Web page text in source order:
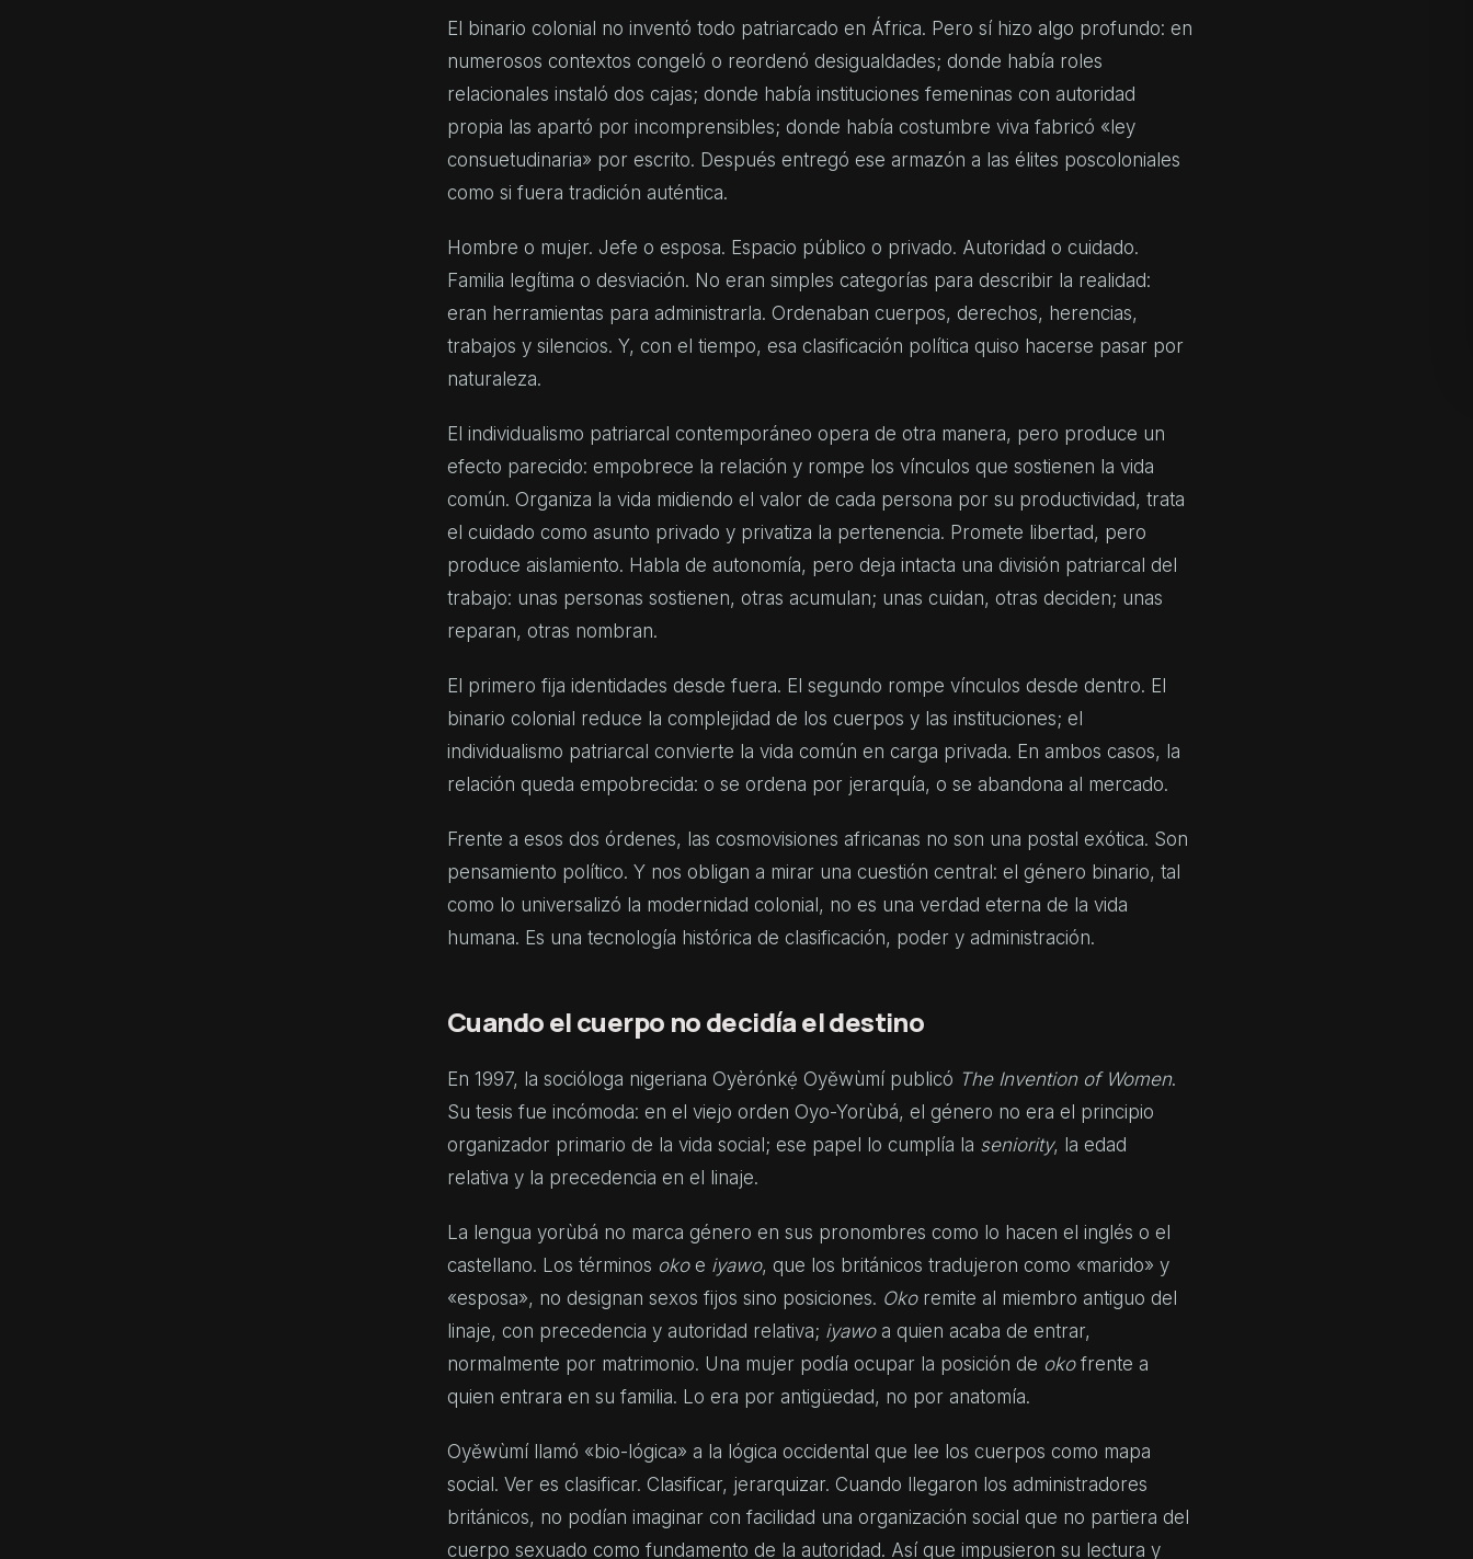
El binario colonial no inventó todo patriarcado en África. Pero sí hizo algo profundo: en
numerosos contextos congeló o reordenó desigualdades; donde había roles
relacionales instaló dos cajas; donde había instituciones femeninas con autoridad
propia las apartó por incomprensibles; donde había costumbre viva fabricó «ley
consuetudinaria» por escrito. Después entregó ese armazón a las élites poscoloniales
como si fuera tradición auténtica.
Hombre o mujer. Jefe o esposa. Espacio público o privado. Autoridad o cuidado.
Familia legítima o desviación. No eran simples categorías para describir la realidad:
eran herramientas para administrarla. Ordenaban cuerpos, derechos, herencias,
trabajos y silencios. Y, con el tiempo, esa clasificación política quiso hacerse pasar por
naturaleza.
El individualismo patriarcal contemporáneo opera de otra manera, pero produce un
efecto parecido: empobrece la relación y rompe los vínculos que sostienen la vida
común. Organiza la vida midiendo el valor de cada persona por su productividad, trata
el cuidado como asunto privado y privatiza la pertenencia. Promete libertad, pero
produce aislamiento. Habla de autonomía, pero deja intacta una división patriarcal del
trabajo: unas personas sostienen, otras acumulan; unas cuidan, otras deciden; unas
reparan, otras nombran.
El primero fija identidades desde fuera. El segundo rompe vínculos desde dentro. El
binario colonial reduce la complejidad de los cuerpos y las instituciones; el
individualismo patriarcal convierte la vida común en carga privada. En ambos casos, la
relación queda empobrecida: o se ordena por jerarquía, o se abandona al mercado.
Frente a esos dos órdenes, las cosmovisiones africanas no son una postal exótica. Son
pensamiento político. Y nos obligan a mirar una cuestión central: el género binario, tal
como lo universalizó la modernidad colonial, no es una verdad eterna de la vida
humana. Es una tecnología histórica de clasificación, poder y administración.
Cuando el cuerpo no decidía el destino
En 1997, la socióloga nigeriana Oyèrónkẹ́ Oyěwùmí publicó The Invention of Women.
Su tesis fue incómoda: en el viejo orden Oyo-Yorùbá, el género no era el principio
organizador primario de la vida social; ese papel lo cumplía la seniority, la edad
relativa y la precedencia en el linaje.
La lengua yorùbá no marca género en sus pronombres como lo hacen el inglés o el
castellano. Los términos okoe iyawo, que los británicos tradujeron como «marido» y
«esposa», no designan sexos fijos sino posiciones. Okoremite al miembro antiguo del
linaje, con precedencia y autoridad relativa; iyawoa quien acaba de entrar,
normalmente por matrimonio. Una mujer podía ocupar la posición de okofrente a
quien entrara en su familia. Lo era por antigüedad, no por anatomía.
Oyěwùmí llamó «bio-lógica» a la lógica occidental que lee los cuerpos como mapa
social. Ver es clasificar. Clasificar, jerarquizar. Cuando llegaron los administradores
británicos, no podían imaginar con facilidad una organización social que no partiera del
cuerpo sexuado como fundamento de la autoridad. Así que impusieron su lectura y